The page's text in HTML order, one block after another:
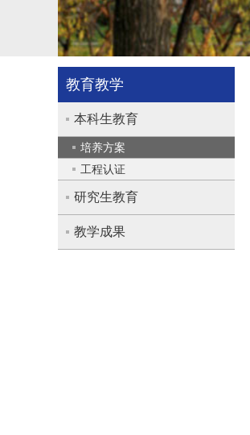
教育教学
本科生教育
培养方案
工程认证
研究生教育
教学成果